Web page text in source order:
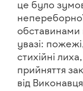
це було
обставинами
увазі:
стихійні лиха,
прийняття
від